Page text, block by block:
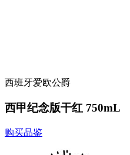
西班牙爱欧公爵
西甲纪念版干红 750mL
购买品鉴